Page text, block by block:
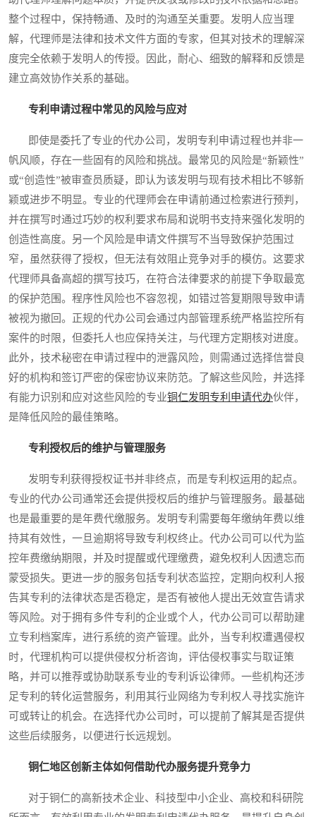
整个过程中，保持畅通、及时的沟通至关重要。发明人应当理
解，代理师是法律和技术文件方面的专家，但其对技术的理解深
度完全依赖于发明人的传授。因此，耐心、细致的解释和反馈是
建立高效协作关系的基础。
专利申请过程中常见的风险与应对
即使是委托了专业的代办公司，发明专利申请过程也并非一
帆风顺，存在一些固有的风险和挑战。最常见的风险是“新颖性”
或“创造性”被审查员质疑，即认为该发明与现有技术相比不够新
颖或进步不明显。专业的代理师会在申请前通过检索进行预判，
并在撰写时通过巧妙的权利要求布局和说明书支持来强化发明的
创造性高度。另一个风险是申请文件撰写不当导致保护范围过
窄，虽然获得了授权，但无法有效阻止竞争对手的模仿。这要求
代理师具备高超的撰写技巧，在符合法律要求的前提下争取最宽
的保护范围。程序性风险也不容忽视，如错过答复期限导致申请
被视为撤回。正规的代办公司会通过内部管理系统严格监控所有
案件的时限，但委托人也应保持关注，与代理方定期核对进度。
此外，技术秘密在申请过程中的泄露风险，则需通过选择信誉良
好的机构和签订严密的保密协议来防范。了解这些风险，并选择
有能力识别和应对这些风险的专业铜仁发明专利申请代办伙伴，
是降低风险的最佳策略。
专利授权后的维护与管理服务
发明专利获得授权证书并非终点，而是专利权运用的起点。
专业的代办公司通常还会提供授权后的维护与管理服务。最基础
也是最重要的是年费代缴服务。发明专利需要每年缴纳年费以维
持其有效性，一旦逾期将导致专利权终止。代办公司可以代为监
控年费缴纳期限，并及时提醒或代理缴费，避免权利人因遗忘而
蒙受损失。更进一步的服务包括专利状态监控，定期向权利人报
告其专利的法律状态是否稳定，是否有被他人提出无效宣告请求
等风险。对于拥有多件专利的企业或个人，代办公司可以帮助建
立专利档案库，进行系统的资产管理。此外，当专利权遭遇侵权
时，代理机构可以提供侵权分析咨询，评估侵权事实与取证策
略，并可以推荐或协助联系专业的专利诉讼律师。一些机构还涉
足专利的转化运营服务，利用其行业网络为专利权人寻找实施许
可或转让的机会。在选择代办公司时，可以提前了解其是否提供
这些后续服务，以便进行长远规划。
铜仁地区创新主体如何借助代办服务提升竞争力
对于铜仁的高新技术企业、科技型中小企业、高校和科研院